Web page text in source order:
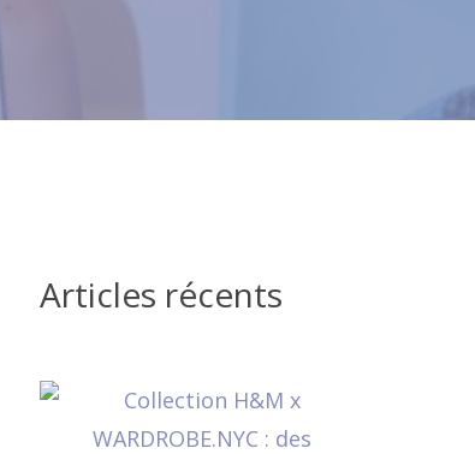
Articles récents